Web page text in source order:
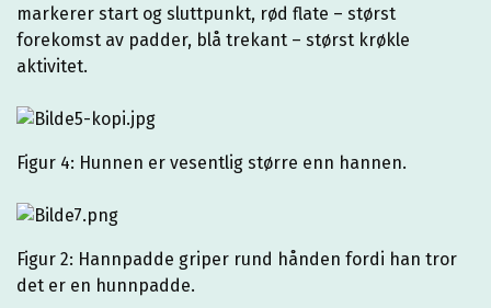
markerer start og sluttpunkt, rød flate – størst
forekomst av padder, blå trekant – størst krøkle
aktivitet.
Figur 4: Hunnen er vesentlig større enn hannen.
Figur 2: Hannpadde griper rund hånden fordi han tror
det er en hunnpadde.